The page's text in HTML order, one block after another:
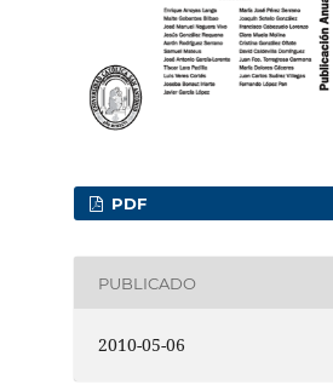
PDF
PUBLICADO
2010-05-06